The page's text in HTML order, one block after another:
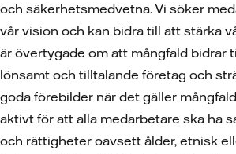
och säkerhetsmedvetna. Vi söker
vår vision och kan bidra till att stärka
är övertygade om att mångfald bidrar
lönsamt och tilltalande företag och
goda förebilder när det gäller
aktivt för att alla medarbetare ska ha
och rättigheter oavsett ålder, etnisk